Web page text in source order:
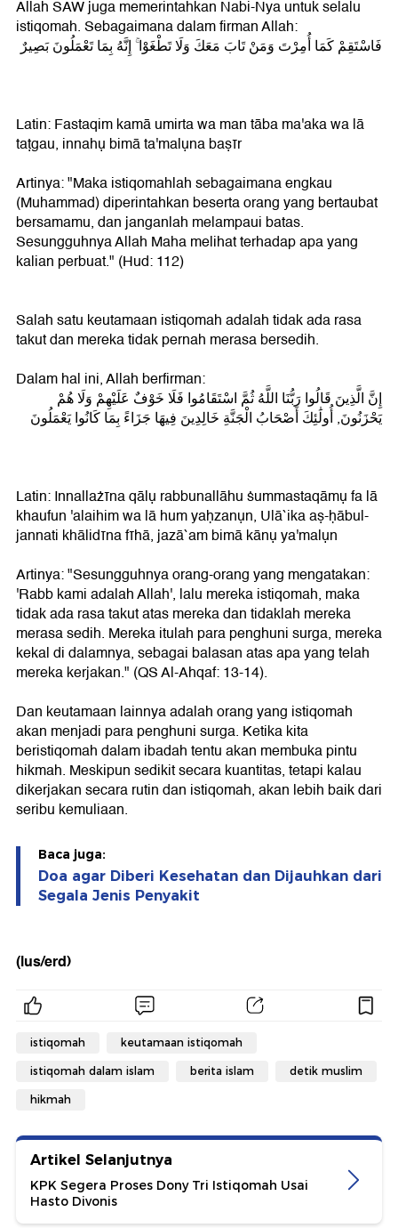
Allah SAW juga memerintahkan Nabi-Nya untuk selalu
istiqomah. Sebagaimana dalam firman Allah:
فَاسْتَقِمْ كَمَا أُمِرْتَ وَمَنْ تَابَ مَعَكَ وَلَا تَطْغَوْا ۚ إِنَّهُ بِمَا تَعْمَلُونَ بَصِيرٌ
Latin: Fastaqim kamā umirta wa man tāba ma'aka wa lā
taṭgau, innahụ bimā ta'malụna baṣīr
Artinya: "Maka istiqomahlah sebagaimana engkau
(Muhammad) diperintahkan beserta orang yang bertaubat
bersamamu, dan janganlah melampaui batas.
Sesungguhnya Allah Maha melihat terhadap apa yang
kalian perbuat." (Hud: 112)
Salah satu keutamaan istiqomah adalah tidak ada rasa
takut dan mereka tidak pernah merasa bersedih.
Dalam hal ini, Allah berfirman:
إِنَّ الَّذِينَ قَالُوا رَبُّنَا اللَّهُ ثُمَّ اسْتَقَامُوا فَلَا خَوْفٌ عَلَيْهِمْ وَلَا هُمْ
يَحْزَنُونَ, أُولَٰئِكَ أَصْحَابُ الْجَنَّةِ خَالِدِينَ فِيهَا جَزَاءً بِمَا كَانُوا يَعْمَلُونَ
Latin: Innallażīna qālụ rabbunallāhu ṡummastaqāmụ fa lā
khaufun 'alaihim wa lā hum yaḥzanụn, Ulā`ika aṣ-ḥābul-
jannati khālidīna fīhā, jazā`am bimā kānụ ya'malụn
Artinya: "Sesungguhnya orang-orang yang mengatakan:
'Rabb kami adalah Allah', lalu mereka istiqomah, maka
tidak ada rasa takut atas mereka dan tidaklah mereka
merasa sedih. Mereka itulah para penghuni surga, mereka
kekal di dalamnya, sebagai balasan atas apa yang telah
mereka kerjakan." (QS Al-Ahqaf: 13-14).
Dan keutamaan lainnya adalah orang yang istiqomah
akan menjadi para penghuni surga. Ketika kita
beristiqomah dalam ibadah tentu akan membuka pintu
hikmah. Meskipun sedikit secara kuantitas, tetapi kalau
dikerjakan secara rutin dan istiqomah, akan lebih baik dari
seribu kemuliaan.
Baca juga:
Doa agar Diberi Kesehatan dan Dijauhkan dari
Segala Jenis Penyakit
(lus/erd)
istiqomah keutamaan istiqomah
istiqomah dalam islam berita islam detik muslim
hikmah
Artikel Selanjutnya
KPK Segera Proses Dony Tri Istiqomah Usai
Hasto Divonis